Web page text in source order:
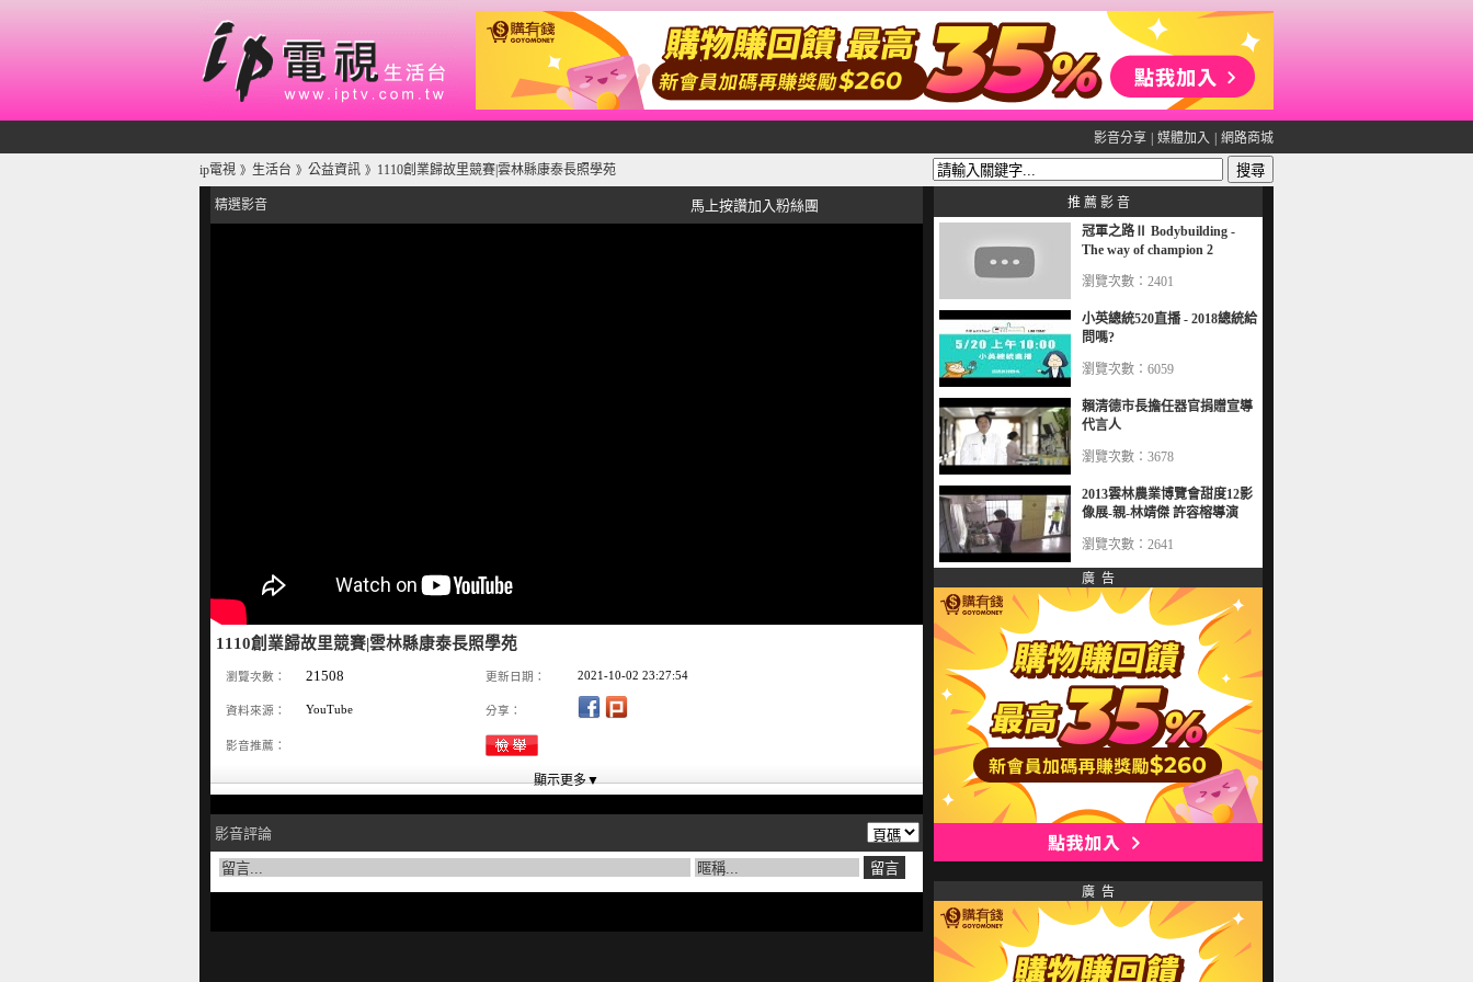
影音分享 媒體加入 網路商城
ip電視 》 生活台 》 公益資訊 》 1110創業歸故里競賽|雲林縣康泰長照學苑
精選影音 馬上按讚加入粉絲團
1110創業歸故里競賽|雲林縣康泰長照學苑
瀏覽次數： 21508 更新日期： 2021-10-02 23:27:54
資料來源： YouTube 分享：
影音推薦：
影音評論
推 薦 影 音
冠軍之路Ⅱ Bodybuilding -
The way of champion 2
瀏覽次數：2401
小英總統520直播 - 2018總統給
問嗎?
瀏覽次數：6059
賴清德市長擔任器官捐贈宣導
代言人
瀏覽次數：3678
2013雲林農業博覽會甜度12影
像展-親-林靖傑 許容榕導演
瀏覽次數：2641
廣 告
廣 告